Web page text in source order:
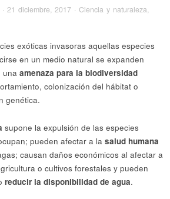
·21 diciembre, 2017 ·Ciencia y naturaleza,
exóticas invasoras aquellas especies
en un medio natural se expanden
unaamenaza para la biodiversidad
colonización del hábitat o
genética.
supone la expulsión de las especies
pueden afectar a lasalud humana
causan daños económicos al afectar a
o cultivos forestales y pueden
reducir la disponibilidad de agua.